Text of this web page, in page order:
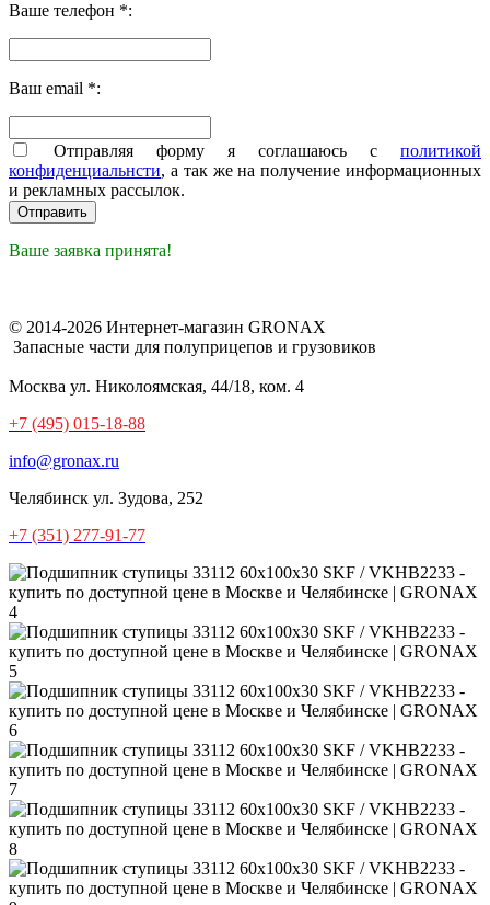
Ваше телефон *:
Ваш email *:
Отправляя форму я соглашаюсь с политикой
конфиденциальнсти, а так же на получение информационных
и рекламных рассылок.
Ваше заявка принята!
© 2014-2026 Интернет-магазин GRONAX
Запасные части для полуприцепов и грузовиков
Москва ул. Николоямская, 44/18, ком. 4
+7 (495) 015-18-88
info@gronax.ru
Челябинск ул. Зудова, 252
+7 (351) 277-91-77